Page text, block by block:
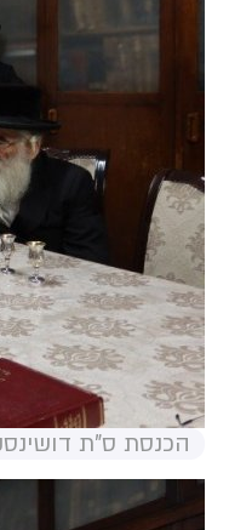
הכנסת ס"ת